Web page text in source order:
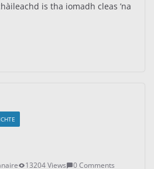
is tha iomadh cleas ’na
13204 Views 0 Comments